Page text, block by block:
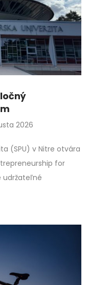
2026
(SPU) v Nitre otvára
for
udržateľné